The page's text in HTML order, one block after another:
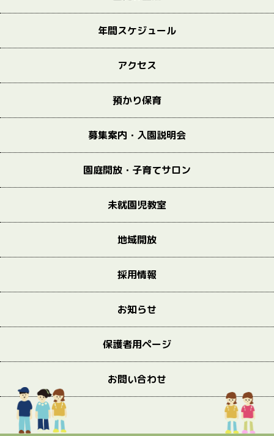
年間スケジュール
アクセス
預かり保育
募集案内・入園説明会
園庭開放・子育てサロン
未就園児教室
地域開放
採用情報
お知らせ
保護者用ページ
お問い合わせ